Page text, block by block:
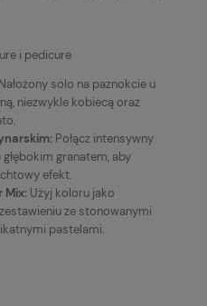
i pedicure
Nałożony solo na paznokcie u
niezwykle kobiecą oraz
Połącz intensywny
granatem, aby
efekt.
Mix: Użyj koloru jako
ze stonowanymi
pastelami.